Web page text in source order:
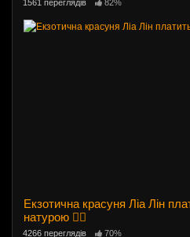
1561 переглядів 82%
Екзотична красуня Ліа Лін
натурою 🏋️‍♀️
4266 переглядів 70%